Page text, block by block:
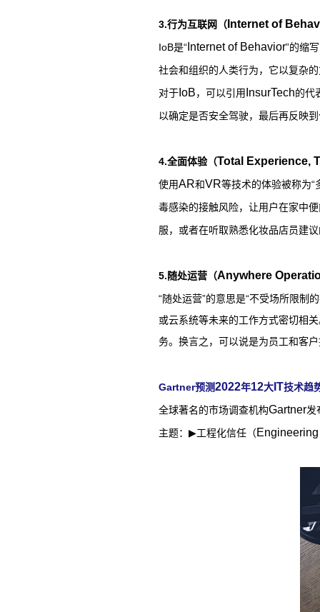
3.行为互联网（ Internet of
IoB是“ Internet of Behavior”的缩
社会和组织的人类行为，它以复杂
对于 IoB，可以引用 InsurTech的代
以确定是否安全驾驶，最后再反映
4.全面体验（Total Experience,
使用AR和VR等技术的体验被称为“
毒感染的接触风险，让用户在家中
服，或者在听取熟悉化妆品店员建
5.随处运营（Anywhere
“随处运营”的意思是“不受场所限制
或云系统等未来的工作方式密切相
务。换言之，可以说是为员工和客
Gartner预测2022年12大 IT技术趋
全球著名的市场调查机构Gartner发
主题： ▶工程化信任（